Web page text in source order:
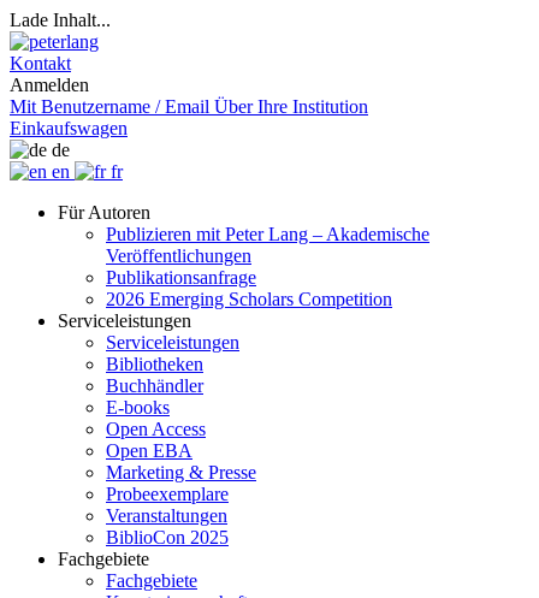
Lade Inhalt...
Kontakt
Anmelden
Mit Benutzername / Email Über Ihre Institution
Einkaufswagen
de
en
fr
Für Autoren
Publizieren mit Peter Lang – Akademische
Veröffentlichungen
Publikationsanfrage
2026 Emerging Scholars Competition
Serviceleistungen
Serviceleistungen
Bibliotheken
Buchhändler
E-books
Open Access
Open EBA
Marketing & Presse
Probeexemplare
Veranstaltungen
BiblioCon 2025
Fachgebiete
Fachgebiete